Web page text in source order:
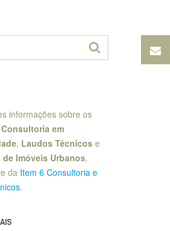
informações sobre os
Consultoria em
, Laudos Técnicose
Imóveis Urbanos,
da Item 6 Consultoria e
.